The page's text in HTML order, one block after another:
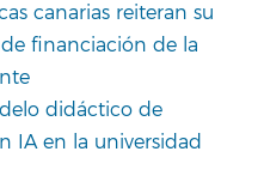
canarias reiteran su
financiación de la
didáctico de
IA en la universidad